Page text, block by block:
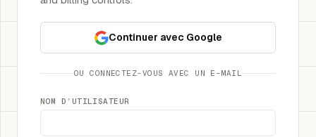
Continuer avec Google
OU CONNECTEZ-VOUS AVEC UN E-MAIL
NOM D’UTILISATEUR